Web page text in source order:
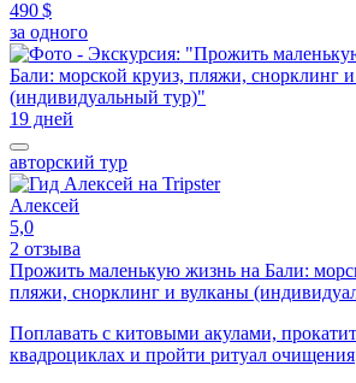
490 $
за одного
19 дней
авторский тур
Алексей
5,0
2 отзыва
Прожить маленькую жизнь на Бали:
пляжи, снорклинг и вулканы
Поплавать с китовыми акулами,
квадроциклах и пройти ритуал очищения